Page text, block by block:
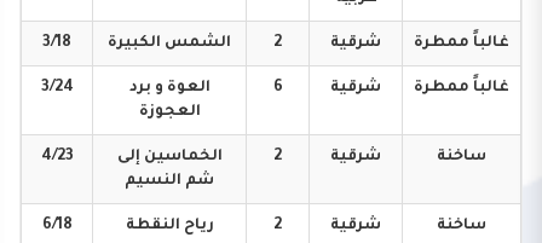
غالباً ممطرة شرقية 2 الشمس الكبيرة 3/18
غالباً ممطرة شرقية 6
العوة و برد
العجوزة
3/24
ساخنة شرقية 2
الخماسين إلى
شم النسيم
4/23
ساخنة شرقية 2 رياح النقطة 6/18